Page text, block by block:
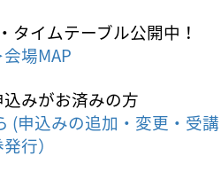
タイムテーブル公開中！
会場MAP
みがお済みの方
(申込みの追加・変更・受講
行）